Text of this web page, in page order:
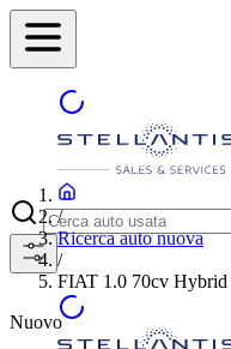
/
Ricerca auto nuova
/
FIAT 1.0 70cv
Nuovo